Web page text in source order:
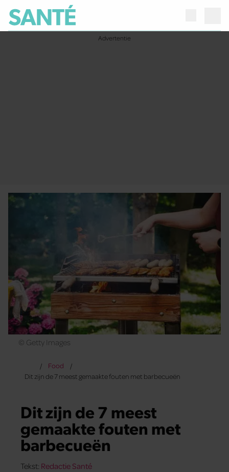
© Getty Images
Food
Dit zijn de 7 meest gemaakte fouten met barbecueën
Dit zijn de 7 meest
gemaakte fouten met
barbecueën
Tekst: Redactie Santé